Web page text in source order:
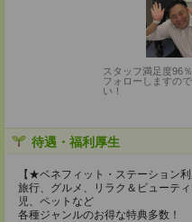
スタッフ満足度96
フォローしますの
い！
待遇・福利厚生
【★ベネフィット・ステーション
旅行、グルメ、リラク＆ビューテ
児、ペットなど
各種ジャンルのお得な特典多数！